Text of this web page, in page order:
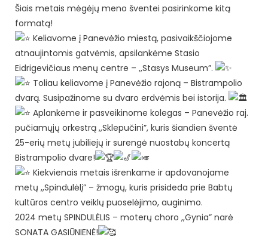
Šiais metais mėgėjų meno šventei pasirinkome kitą
formatą!
Keliavome į Panevėžio miestą, pasivaikščiojome
atnaujintomis gatvėmis, apsilankėme Stasio
Eidrigevičiaus menų centre – ,,Stasys Museum”.
Toliau keliavome į Panevėžio rajoną – Bistrampolio
dvarą. Susipažinome su dvaro erdvėmis bei istorija.
Aplankėme ir pasveikinome kolegas – Panevėžio raj.
pučiamųjų orkestrą ,,Sklepučini”, kuris šiandien šventė
25-erių metų jubiliejų ir surengė nuostabų koncertą
Bistrampolio dvare!
Kiekvienais metais išrenkame ir apdovanojame
metų ,,Spindulėlį” – žmogų, kuris prisideda prie Babtų
kultūros centro veiklų puoselėjimo, auginimo.
2024 metų SPINDULĖLIS – moterų choro ,,Gynia” narė
SONATA GASIŪNIENĖ!